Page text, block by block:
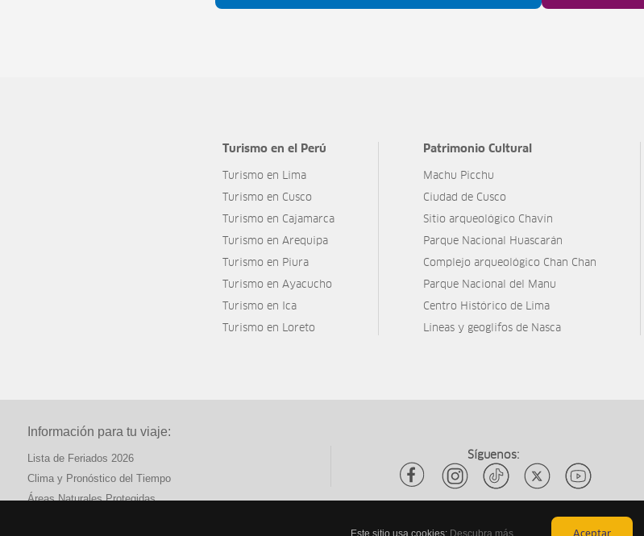
Turismo en el Perú
Turismo en Lima
Turismo en Cusco
Turismo en Cajamarca
Turismo en Arequipa
Turismo en Piura
Turismo en Ayacucho
Turismo en Ica
Turismo en Loreto
Patrimonio Cultural
Machu Picchu
Ciudad de Cusco
Sitio arqueológico Chavín
Parque Nacional Huascarán
Complejo arqueológico Chan Chan
Parque Nacional del Manu
Centro Histórico de Lima
Líneas y geoglifos de Nasca
Información para tu viaje:
Lista de Feriados 2026
Clima y Pronóstico del Tiempo
Áreas Naturales Protegidas
Síguenos:
Este sitio usa cookies: Descubra más